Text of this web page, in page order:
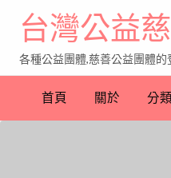
台灣公益
各種公益團體,慈善公益團體的
首頁 關於 分類